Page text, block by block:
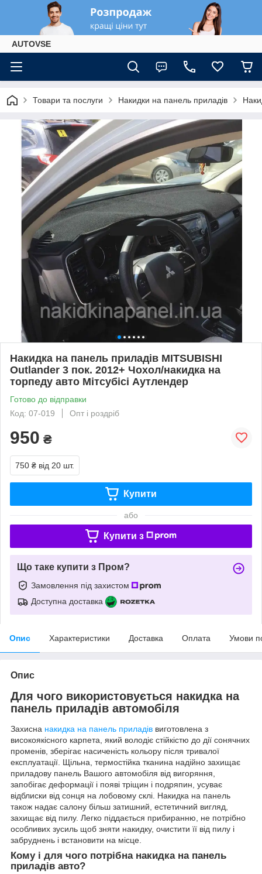
AUTOVSE
Товари та послуги Накидки на панель приладів
Накидка на панель приладів MITSUBISHI
Outlander 3 пок. 2012+ Чохол/накидка на
торпеду авто Мітсубісі Аутлендер
Готово до відправки
Код: 07-019
Опт і роздріб
950 ₴
750 ₴ від 20 шт.
Купити
або
Купити з
Що таке купити з Пром?
Замовлення під захистом
Доступна доставка
Опис Характеристики Доставка Оплата Умови
Опис
Для чого використовується накидка на
панель приладів автомобіля
Захисна накидка на панель приладів виготовлена з
високоякісного карпета, який володіє стійкістю до дії сонячних
променів, зберігає насиченість кольору після тривалої
експлуатації. Щільна, термостійка тканина надійно захищає
приладову панель Вашого автомобіля від вигоряння,
запобігає деформації і появі тріщин і подряпин, усуває
відблиски від сонця на лобовому склі. Накидка на панель
також надає салону більш затишний, естетичний вигляд,
захищає від пилу. Легко піддається прибиранню, не потрібно
особливих зусиль щоб зняти накидку, очистити її від пилу і
забруднень і встановити на місце.
Кому і для чого потрібна накидка на панель
приладів авто?